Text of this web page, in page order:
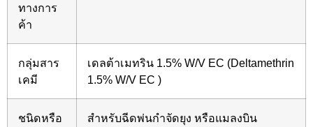
ทางการ
ค้า
กลุ่มสาร
เคมี
เดลต้าเมทริน 1.5% W/V EC (Deltamethrin
1.5% W/V EC )
ชนิดหรือ
สำหรับฉีดพ่นกำจัดยุง หรือแมลงบิน